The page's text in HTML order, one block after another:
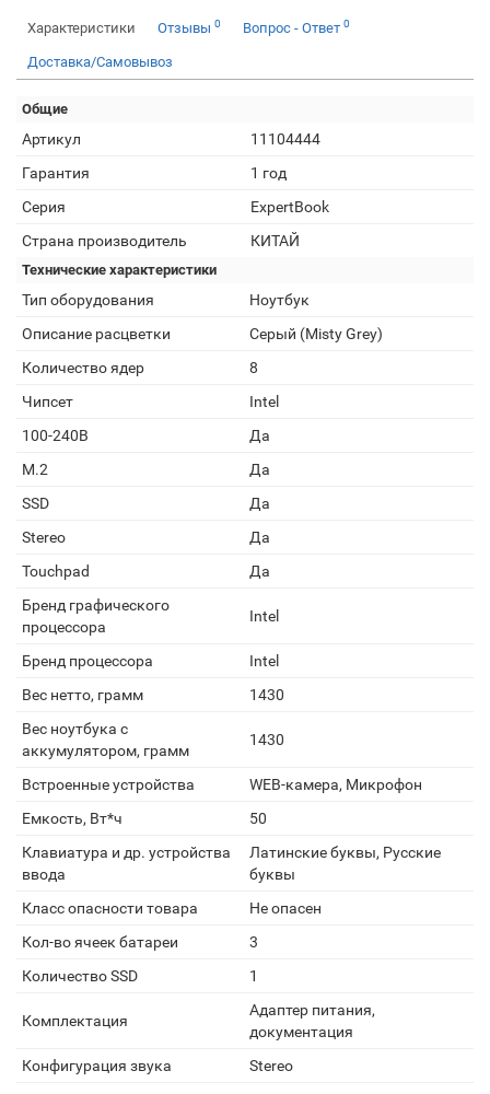
Характеристики Отзывы 0 Вопрос - Ответ 0
Доставка/Самовывоз
Общие
Артикул
11104444
Гарантия
1 год
Серия
ExpertBook
Страна производитель
КИТАЙ
Технические характеристики
Тип оборудования
Ноутбук
Описание расцветки
Серый (Misty Grey)
Количество ядер
8
Чипсет
Intel
100-240В
Да
M.2
Да
SSD
Да
Stereo
Да
Touchpad
Да
Бренд графического
процессора
Intel
Бренд процессора
Intel
Вес нетто, грамм
1430
Вес ноутбука с
аккумулятором, грамм
1430
Встроенные устройства
WEB-камера, Микрофон
Емкость, Вт*ч
50
Клавиатура и др. устройства
ввода
Латинские буквы, Русские
буквы
Класс опасности товара
Не опасен
Кол-во ячеек батареи
3
Количество SSD
1
Комплектация
Адаптер питания,
документация
Конфигурация звука
Stereo